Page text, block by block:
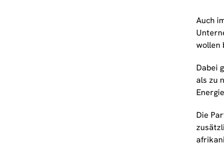
Auch
wollen
Dabei
als zu
Die